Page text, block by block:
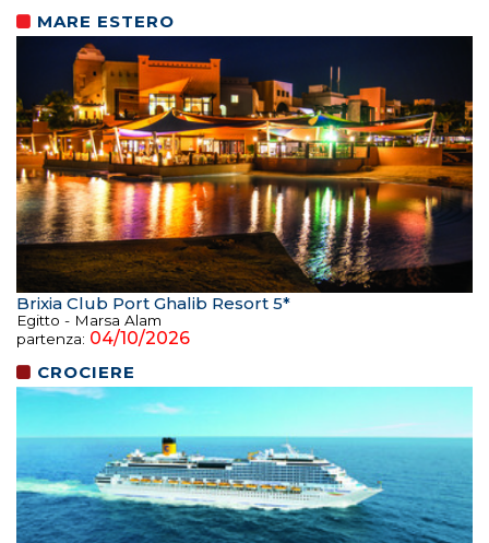
MARE ESTERO
Brixia Club Port Ghalib Resort 5*
Egitto - Marsa Alam
partenza: 04/10/2026
CROCIERE